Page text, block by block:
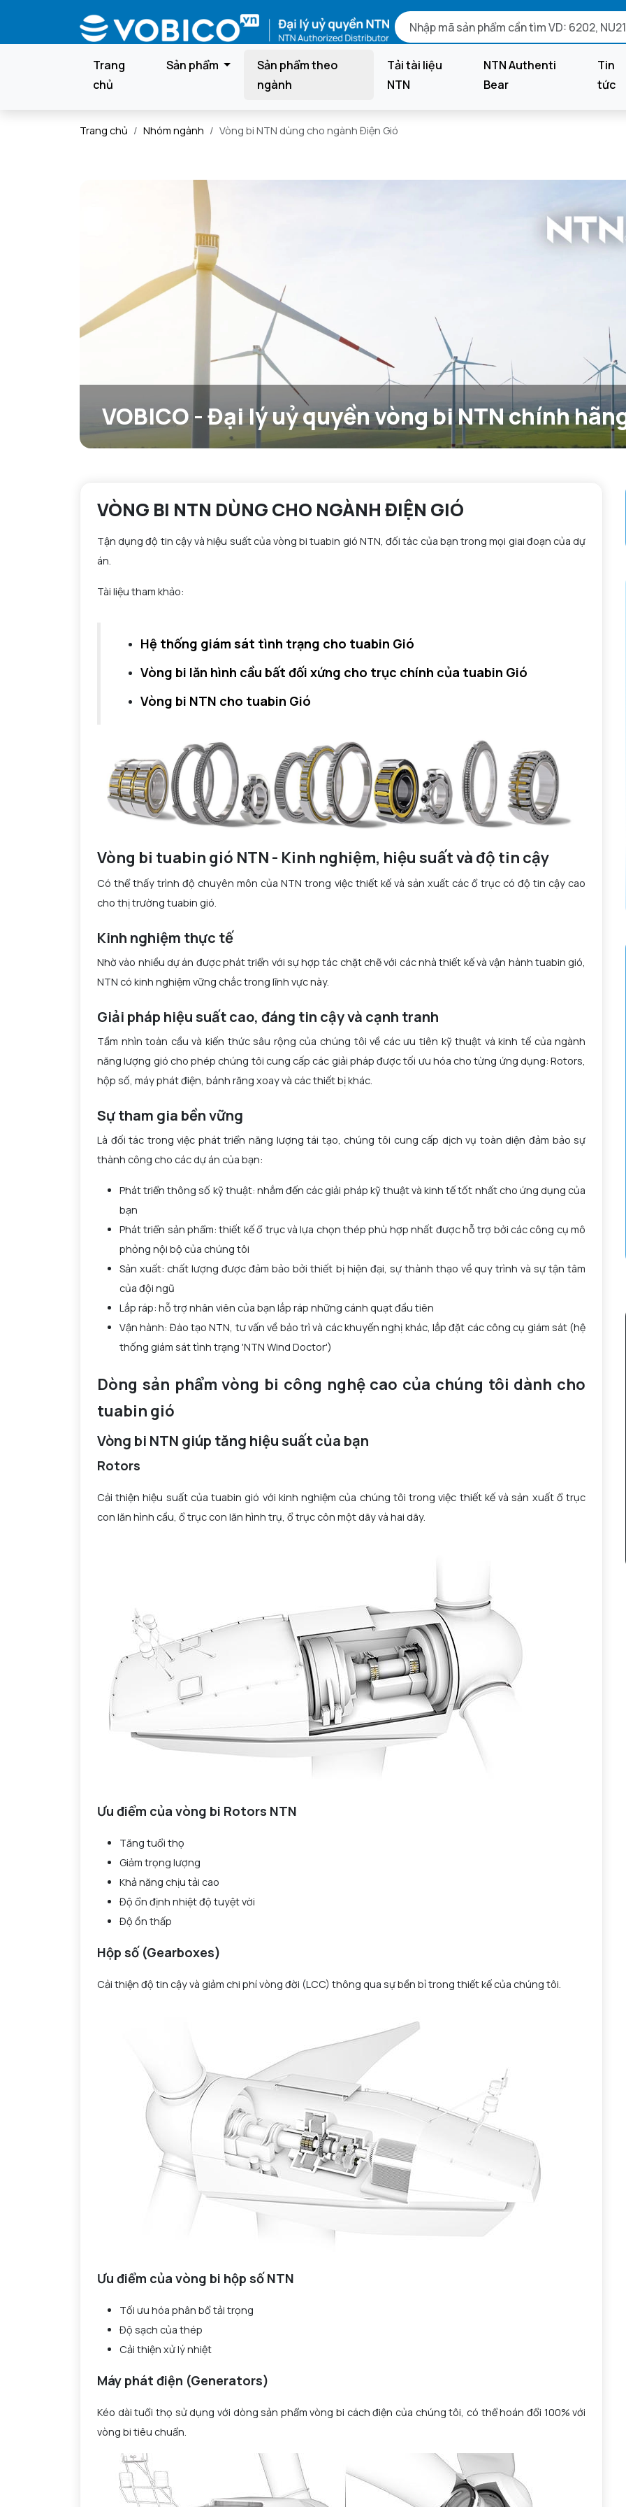
Trang
chủ
Sản phẩm
Sản phẩm theo
ngành
Tải tài liệu
NTN
NTN Authenti
Bear
Tin
tức
Trang chủ Nhóm ngành Vòng bi NTN dùng cho ngành Điện Gió
VOBICO - Đại lý uỷ quyền vòng bi NTN chính
VÒNG BI NTN DÙNG CHO NGÀNH ĐIỆN GIÓ
Tận dụng độ tin cậy và hiệu suất của vòng bi tuabin gió NTN, đối tác của bạn trong mọi giai đoạn của dự
án.
Tài liệu tham khảo:
Hệ thống giám sát tình trạng cho tuabin Gió
Vòng bi lăn hình cầu bất đối xứng cho trục chính của tuabin Gió
Vòng bi NTN cho tuabin Gió
Vòng bi tuabin gió NTN - Kinh nghiệm, hiệu suất và độ tin cậy
Có thể thấy trình độ chuyên môn của NTN trong việc thiết kế và sản xuất các ổ trục có độ tin cậy cao
cho thị trường tuabin gió.
Kinh nghiệm thực tế
Nhờ vào nhiều dự án được phát triển với sự hợp tác chặt chẽ với các nhà thiết kế và vận hành tuabin gió,
NTN có kinh nghiệm vững chắc trong lĩnh vực này.
Giải pháp hiệu suất cao, đáng tin cậy và cạnh tranh
Tầm nhìn toàn cầu và kiến ​​thức sâu rộng của chúng tôi về các ưu tiên kỹ thuật và kinh tế của ngành
năng lượng gió cho phép chúng tôi cung cấp các giải pháp được tối ưu hóa cho từng ứng dụng: Rotors,
hộp số, máy phát điện, bánh răng xoay và các thiết bị khác.
Sự tham gia bền vững
Là đối tác trong việc phát triển năng lượng tái tạo, chúng tôi cung cấp dịch vụ toàn diện đảm bảo sự
thành công cho các dự án của bạn:
Phát triển thông số kỹ thuật: nhắm đến các giải pháp kỹ thuật và kinh tế tốt nhất cho ứng dụng của
bạn
Phát triển sản phẩm: thiết kế ổ trục và lựa chọn thép phù hợp nhất được hỗ trợ bởi các công cụ mô
phỏng nội bộ của chúng tôi
Sản xuất: chất lượng được đảm bảo bởi thiết bị hiện đại, sự thành thạo về quy trình và sự tận tâm
của đội ngũ
Lắp ráp: hỗ trợ nhân viên của bạn lắp ráp những cánh quạt đầu tiên
Vận hành: Đào tạo NTN, tư vấn về bảo trì và các khuyến nghị khác, lắp đặt các công cụ giám sát (hệ
thống giám sát tình trạng 'NTN Wind Doctor')
Dòng sản phẩm vòng bi công nghệ cao của chúng tôi dành cho
tuabin gió
Vòng bi NTN giúp tăng hiệu suất của bạn
Rotors
Cải thiện hiệu suất của tuabin gió với kinh nghiệm của chúng tôi trong việc thiết kế và sản xuất ổ trục
con lăn hình cầu, ổ trục con lăn hình trụ, ổ trục côn một dãy và hai dãy.
Ưu điểm của vòng bi Rotors NTN
Tăng tuổi thọ
Giảm trọng lượng
Khả năng chịu tải cao
Độ ổn định nhiệt độ tuyệt vời
Độ ồn thấp
Hộp số (Gearboxes)
Cải thiện độ tin cậy và giảm chi phí vòng đời (LCC) thông qua sự bền bỉ trong thiết kế của chúng tôi.
Ưu điểm của vòng bi hộp số NTN
Tối ưu hóa phân bổ tải trọng
Độ sạch của thép
Cải thiện xử lý nhiệt
Máy phát điện (Generators)
Kéo dài tuổi thọ sử dụng với dòng sản phẩm vòng bi cách điện của chúng tôi, có thể hoán đổi 100% với
vòng bi tiêu chuẩn.